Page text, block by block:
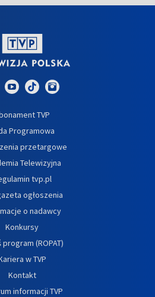
TVP
Programowa
przetargowe
Telewizyjna
tvp.pl
ogłoszenia
o nadawcy
Konkursy
program (ROPAT)
w TVP
Kontakt
informacji TVP